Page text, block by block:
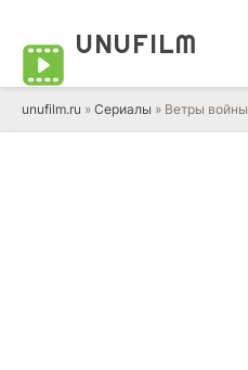
UNUFILM
unufilm.ru » Сериалы » Ветры войны